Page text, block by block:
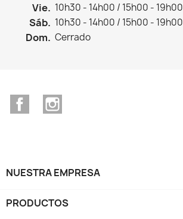
Vie. 10h30 - 14h00 / 15h00 - 19h00
Sáb. 10h30 - 14h00 / 15h00 - 19h00
Dom. Cerrado
Facebook
NUESTRA EMPRESA
PRODUCTOS